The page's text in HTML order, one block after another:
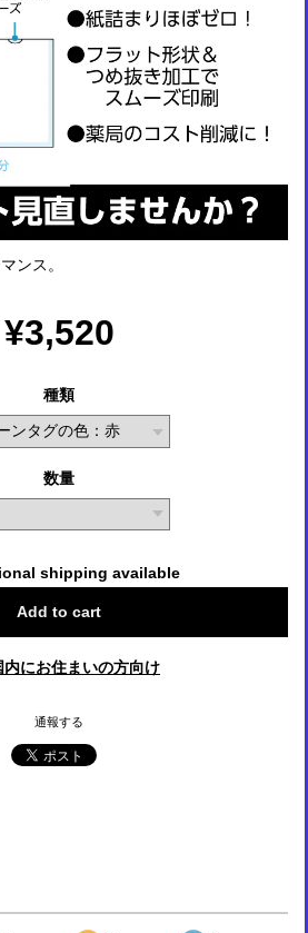
ンス。
¥3,520
種類
数量
shipping available
Add to cart
内にお住まいの方向け
通報する